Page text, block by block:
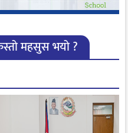
महसुस भयो ?